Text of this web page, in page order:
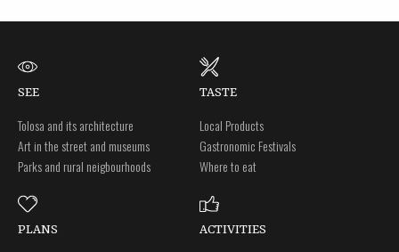
SEE
Tolosa and its architecture
Art in the street and museums
Parks and rural neigbourhoods
TASTE
Local Products
Gastronomic Festivals
Where to eat
PLANS ACTIVITIES